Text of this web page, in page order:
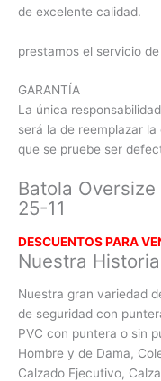
de excelente calidad.
prestamos el servicio
GARANTÍA
La única
será la de reemplazar
que se pruebe ser
Batola
25-11
DESCUENTOS PARA
Nuestra Historia
Nuestra gran variedad
de seguridad con
PVC con puntera o sin
Hombre y de Dama,
Calzado Ejecutivo,